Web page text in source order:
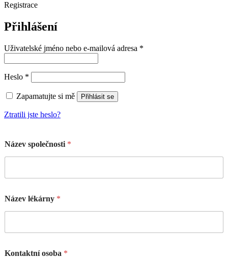
Registrace
Přihlášení
Uživatelské jméno nebo e-mailová adresa *
Heslo *
Zapamatujte si mě Přihlásit se
Ztratili jste heslo?
Název společnosti *
Název lékárny *
Kontaktní osoba *